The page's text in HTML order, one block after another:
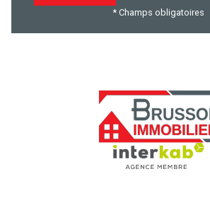
* Champs obligatoires